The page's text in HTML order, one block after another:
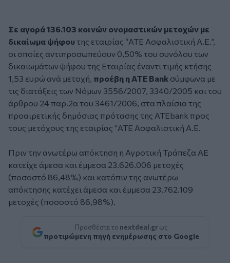
Σε αγορά 136.103 κοινών ονομαστικών μετοχών με
δικαίωμα ψήφουτης εταιρίας “ΑΤΕ Ασφαλιστική Α.Ε.”,
οι οποίες αντιπροσωπεύουν 0,50% του συνόλου των
δικαιωμάτων ψήφου της Εταιρίας έναντι τιμής κτήσης
1,53 ευρώ ανά μετοχή, προέβη η ΑΤΕ Bank σύμφωνα με
τις διατάξεις των Νόμων 3556/2007, 3340/2005 και του
άρθρου 24 παρ.2α του 3461/2006, στα πλαίσια της
προαιρετικής δημόσιας πρότασης της ΑΤΕbank προς
τους μετόχους της εταιρίας “ΑΤΕ Ασφαλιστική Α.Ε.
Πριν την ανωτέρω απόκτηση η Αγροτική Τράπεζα ΑΕ
κατείχε άμεσα και έμμεσα 23.626.006 μετοχές
(ποσοστό 86,48%) και κατόπιν της ανωτέρω
απόκτησης κατέχει άμεσα και έμμεσα 23.762.109
μετοχές (ποσοστό 86,98%).
Προσθέστε το nextdeal.gr ως
προτιμώμενη πηγή ενημέρωσης στο Google